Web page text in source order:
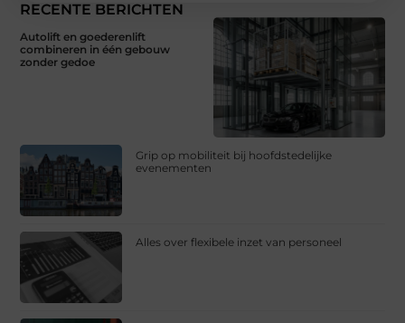
RECENTE BERICHTEN
Autolift en goederenlift
combineren in één gebouw
zonder gedoe
Grip op mobiliteit bij hoofdstedelijke
evenementen
Alles over flexibele inzet van personeel